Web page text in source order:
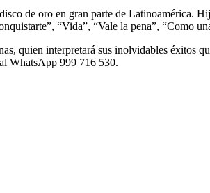
de oro en gran parte de Latinoamérica.
“Vida”, “Vale la pena”, “Como
quien interpretará sus inolvidables éxitos
WhatsApp 999 716 530.